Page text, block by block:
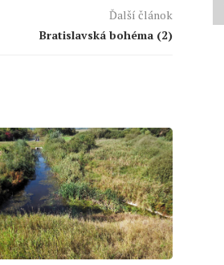
Ďalší článok
Bratislavská bohéma (2)